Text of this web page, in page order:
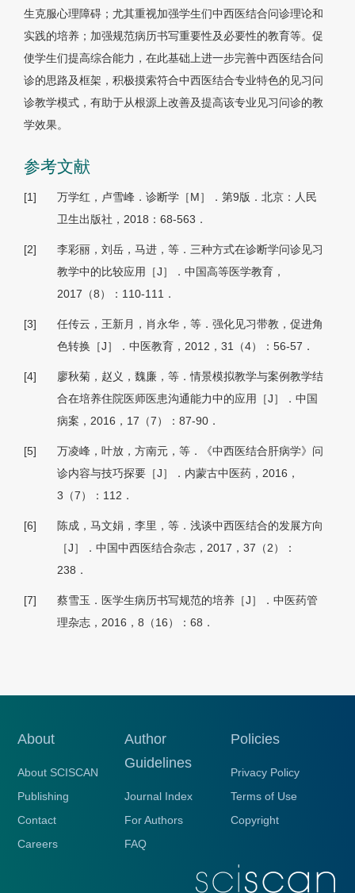
生克服心理障碍；尤其重视加强学生们中西医结合问诊理论和
实践的培养；加强规范病历书写重要性及必要性的教育等。促
使学生们提高综合能力，在此基础上进一步完善中西医结合问
诊的思路及框架，积极摸索符合中西医结合专业特色的见习问
诊教学模式，有助于从根源上改善及提高该专业见习问诊的教
学效果。
参考文献
[1]
万学红，卢雪峰．诊断学［M］．第9版．北京：人民
卫生出版社，2018：68-563．
[2]
李彩丽，刘岳，马进，等．三种方式在诊断学问诊见习
教学中的比较应用［J］．中国高等医学教育，
2017（8）：110-111．
[3]
任传云，王新月，肖永华，等．强化见习带教，促进角
色转换［J］．中医教育，2012，31（4）：56-57．
[4]
廖秋菊，赵义，魏廉，等．情景模拟教学与案例教学结
合在培养住院医师医患沟通能力中的应用［J］．中国
病案，2016，17（7）：87-90．
[5]
万凌峰，叶放，方南元，等．《中西医结合肝病学》问
诊内容与技巧探要［J］．内蒙古中医药，2016，
3（7）：112．
[6]
陈成，马文娟，李里，等．浅谈中西医结合的发展方向
［J］．中国中西医结合杂志，2017，37（2）：
238．
[7]
蔡雪玉．医学生病历书写规范的培养［J］．中医药管
理杂志，2016，8（16）：68．
About
About SCISCAN
Publishing
Contact
Careers
Author
Guidelines
Journal Index
For Authors
FAQ
Policies
Privacy Policy
Terms of Use
Copyright